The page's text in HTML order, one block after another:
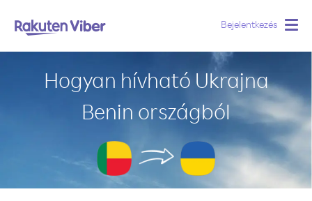
Bejelentkezés
Hogyan hívható Ukrajna
Benin országból